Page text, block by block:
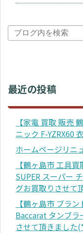
最近の投稿
【家電 買取 販売
ニック F-YZRX60
ホームページリニ
【鶴ヶ島市 工具
SUPER スーパー
グお買取りさせて
【鶴ヶ島市 ブラ
Baccarat タンブラ
させて頂きました